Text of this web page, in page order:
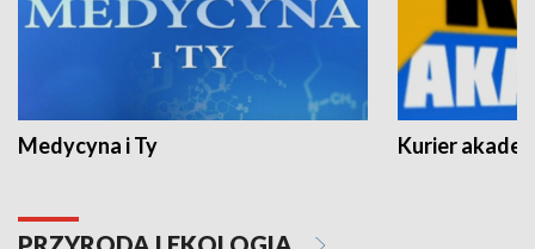
Medycyna i Ty Kurier